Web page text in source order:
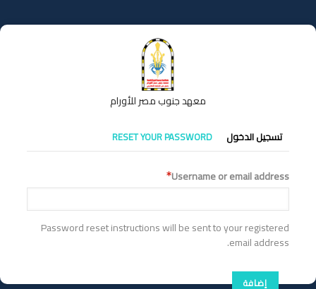
إلى
المحتوى
معهد جنوب مصر للأورام
التبويبات
الأساسية
تسجيل الدخول RESET YOUR PASSWORD
Username or email address
Password reset instructions will be sent to your registered
email address.